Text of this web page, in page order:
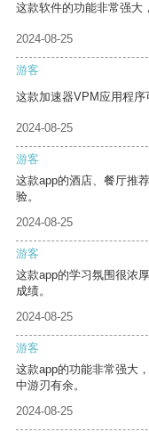
这款软件的功能非常强大
2024-08-25
游客
这款加速器VPM应用程序
2024-08-25
游客
这款app的酒店、餐厅推
验。
2024-08-25
游客
这款app的学习氛围很浓
成绩。
2024-08-25
游客
这款app的功能非常强大
中游刃有余。
2024-08-25